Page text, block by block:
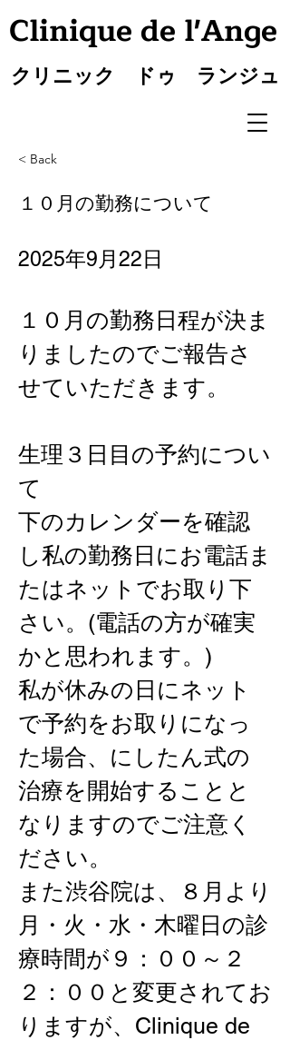
Clinique de l'Ange
クリニック ドゥ ランジュ
< Back
１０月の勤務について
2025年9月22日
１０月の勤務日程が決ま
りましたのでご報告さ
せていただきます。
生理３日目の予約につい
て
下のカレンダーを確認
し私の勤務日にお電話ま
たはネットでお取り下
さい。(電話の方が確実
かと思われます。)
私が休みの日にネット
で予約をお取りになっ
た場合、にしたん式の
治療を開始することと
なりますのでご注意く
ださい。
また渋谷院は、８月より
月・火・水・木曜日の診
療時間が９：００～２
２：００と変更されてお
りますが、Clinique de